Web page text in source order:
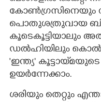
കോൺഗ്രസിനെയും
പൊതുശത്രുവായ
കൂടെകൂട്ടിയാലും
ഡൽഹിയിലും
'ഇന്ത്യ'
ഉയർന്നേക്കാം.
ശരിയും തെറ്റും